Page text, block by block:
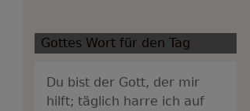
Gottes Wort für den Tag
Du bist der Gott, der mir
hilft; täglich harre ich auf